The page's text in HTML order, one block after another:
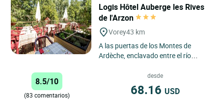
Logis Hôtel Auberge les Rives
de l'Arzon
Vorey43 km
A las puertas de los Montes de
Ardèche, enclavado entre el río
último gran río salvaje...
8.5/10
(83 comentarios)
desde
68.16 USD